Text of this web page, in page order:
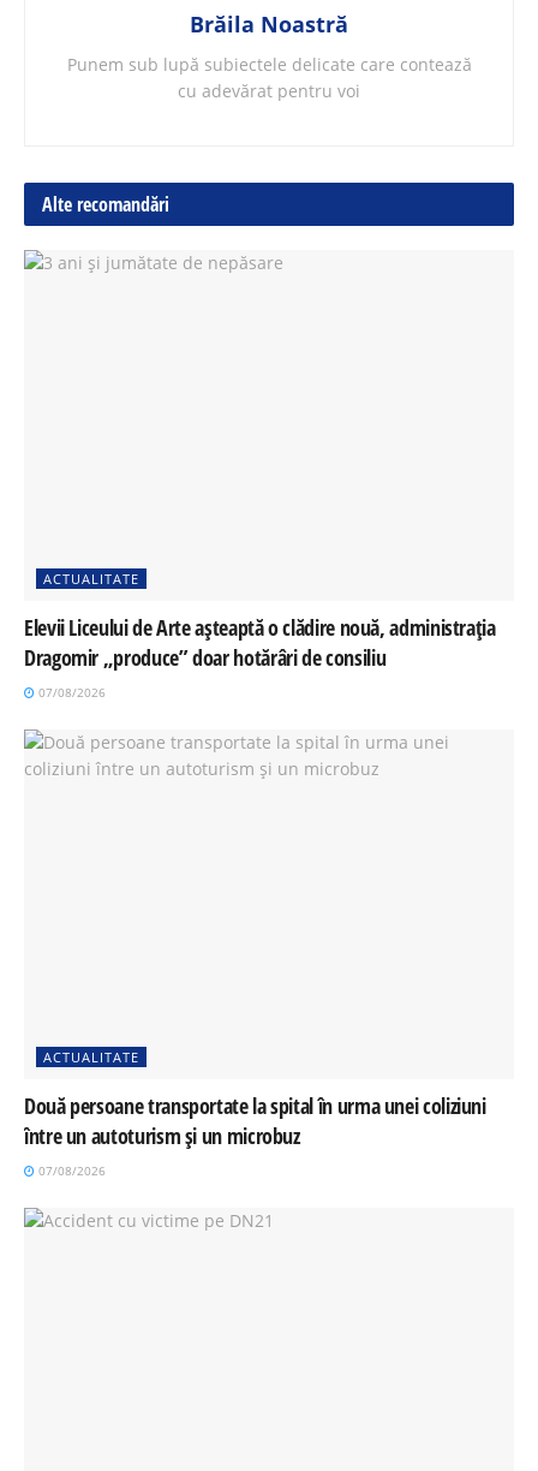
Brăila Noastră
Punem sub lupă subiectele delicate care contează
cu adevărat pentru voi
Alte recomandări
ACTUALITATE
Elevii Liceului de Arte așteaptă o clădire nouă, administrația
Dragomir „produce” doar hotărâri de consiliu
07/08/2026
ACTUALITATE
Două persoane transportate la spital în urma unei coliziuni
între un autoturism și un microbuz
07/08/2026